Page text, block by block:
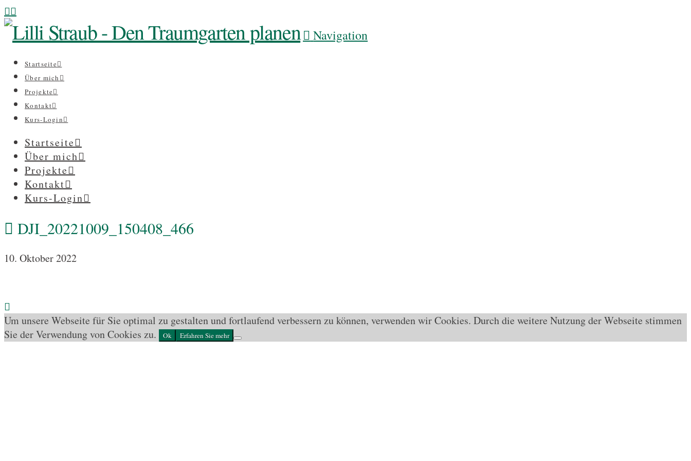
Navigation
Startseite
Über mich
Projekte
Kontakt
Kurs-Login
Startseite
Über mich
Projekte
Kontakt
Kurs-Login
DJI_20221009_150408_466
10. Oktober 2022
Um unsere Webseite für Sie optimal zu gestalten und fortlaufend verbessern zu können, verwenden wir Cookies. Durch die weitere Nutzung der Webseite stimmen
Sie der Verwendung von Cookies zu.
Ok Erfahren Sie mehr